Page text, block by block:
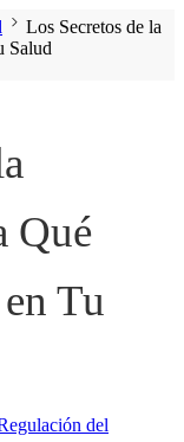
Los Secretos de la
Salud
Qué
Tu
del